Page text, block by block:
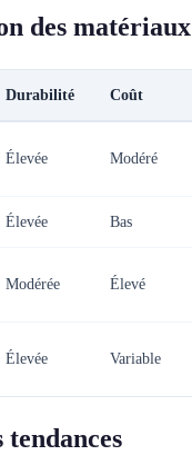
des matériaux
Durabilité Coût
Élevée Modéré
Élevée Bas
Modérée Élevé
Élevée Variable
tendances